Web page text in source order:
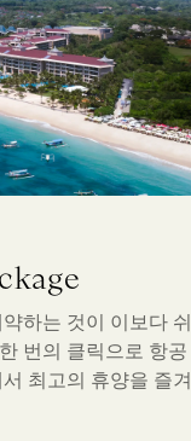
하는 것이 이보다 쉬
번의 클릭으로 항공
최고의 휴양을 즐겨